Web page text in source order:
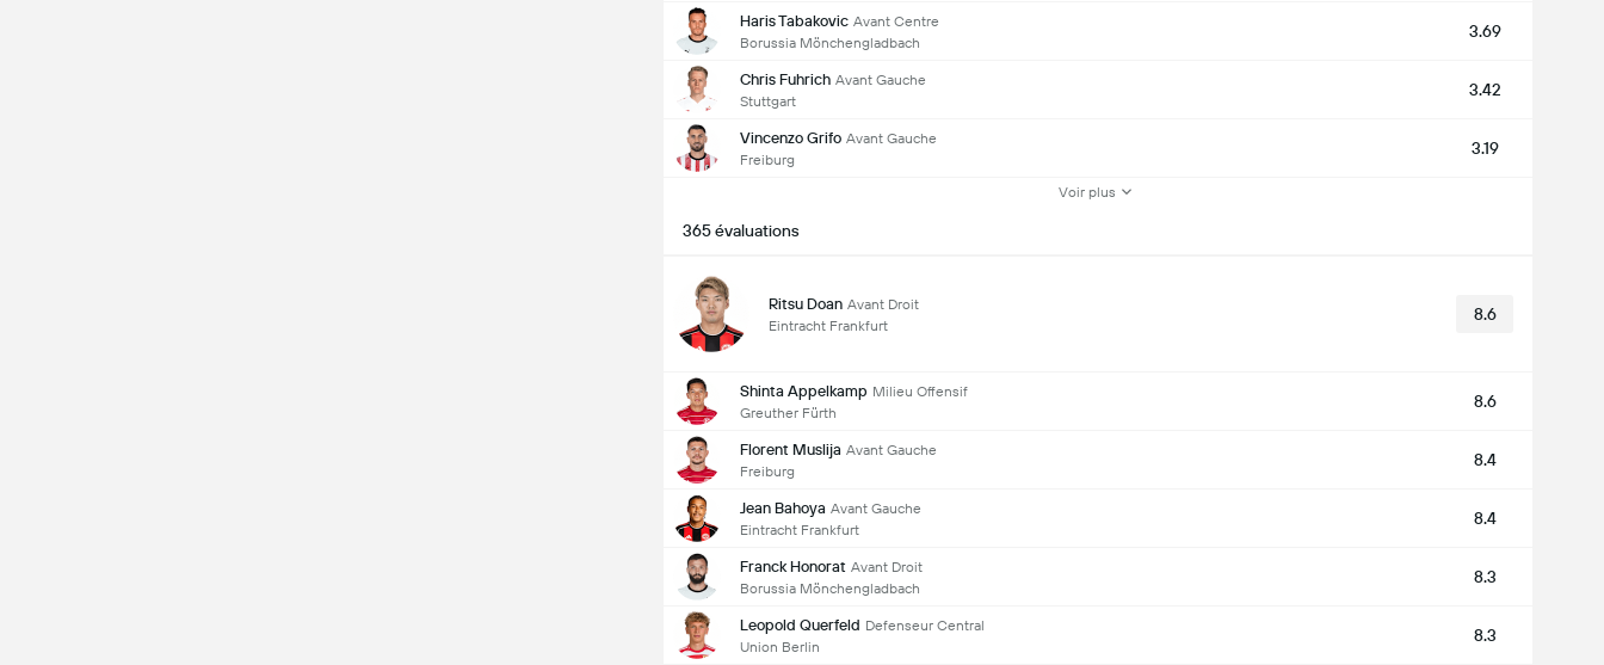
Haris Tabakovic Avant Centre
Borussia Mönchengladbach
3.69
Chris Fuhrich Avant Gauche
Stuttgart
3.42
Vincenzo Grifo Avant Gauche
Freiburg
3.19
Voir plus
365 évaluations
Ritsu Doan Avant Droit
Eintracht Frankfurt
8.6
Shinta Appelkamp Milieu Offensif
Greuther Fürth
8.6
Florent Muslija Avant Gauche
Freiburg
8.4
Jean Bahoya Avant Gauche
Eintracht Frankfurt
8.4
Franck Honorat Avant Droit
Borussia Mönchengladbach
8.3
Leopold Querfeld Defenseur Central
Union Berlin
8.3